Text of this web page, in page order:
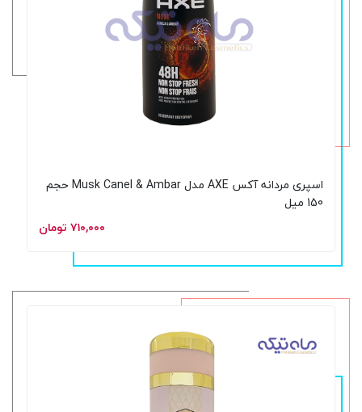
اسپری مردانه آکس AXE مدل Musk Canel & Ambar حجم
150 میل
۷۱۰,۰۰۰ تومان